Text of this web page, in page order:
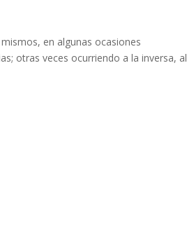
en algunas ocasiones
otras veces ocurriendo a la inversa, al